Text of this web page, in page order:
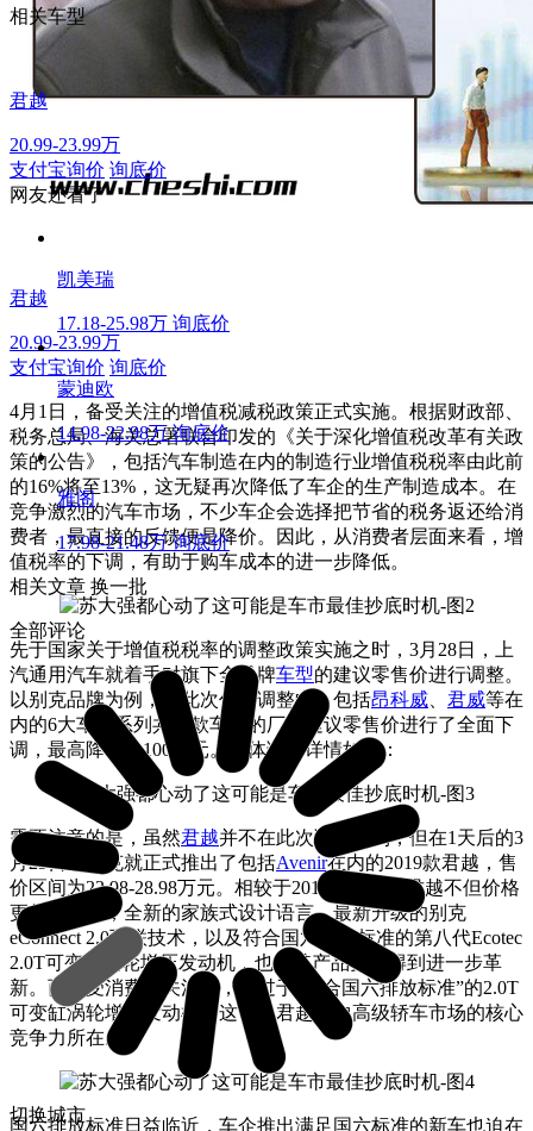
君越
20.99-23.99万
支付宝询价 询底价
4月1日，备受关注的增值税减税政策正式实施。根据财政部、
税务总局、海关总署联合印发的《关于深化增值税改革有关政
策的公告》，包括汽车制造在内的制造行业增值税税率由此前
的16%将至13%，这无疑再次降低了车企的生产制造成本。在
竞争激烈的汽车市场，不少车企会选择把节省的税务返还给消
费者，最直接的反馈便是降价。因此，从消费者层面来看，增
值税率的下调，有助于购车成本的进一步降低。
先于国家关于增值税税率的调整政策实施之时，3月28日，上
汽通用汽车就着手对旗下全品牌车型的建议零售价进行调整。
以别克品牌为例，在此次价格调整中，包括昂科威、 君威等在
内的6大车系系列共31款车型的厂商建议零售价进行了全面下
调，最高降幅达10000元。具体调价详情如下：
需要注意的是，虽然君越并不在此次调价之列，但在1天后的3
月29日，别克就正式推出了包括Avenir在内的2019款君越，售
价区间为23.98-28.98万元。相较于2018款，新款君越不但价格
更具吸引力，全新的家族式设计语言、最新升级的别克
eConnect 2.0互联技术，以及符合国六排放标准的第八代Ecotec
2.0T可变缸涡轮增压发动机，也让其产品实力得到进一步革
新。而最受消费者关注的，莫过于“符合国六排放标准”的2.0T
可变缸涡轮增压发动机，这也是君越在中高级轿车市场的核心
竞争力所在。
国六排放标准日益临近，车企推出满足国六标准的新车也迫在
相关车型
君越
20.99-23.99万
支付宝询价 询底价
网友还看了
凯美瑞
17.18-25.98万 询底价
蒙迪欧
14.98-22.98万 询底价
雅阁
17.98-21.48万 询底价
相关文章 换一批
全部评论
切换城市